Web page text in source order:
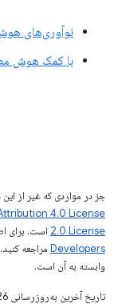
نوآوری‌های
با کمک هوش
جز در مواردی که غیر از
4.0 License
2.0 License است. برای
Developers‏
وابسته به آن است.
تاریخ آخرین به‌روزرسانی 2026-04-24 به‌وقت ساعت هماهنگ جهانی.